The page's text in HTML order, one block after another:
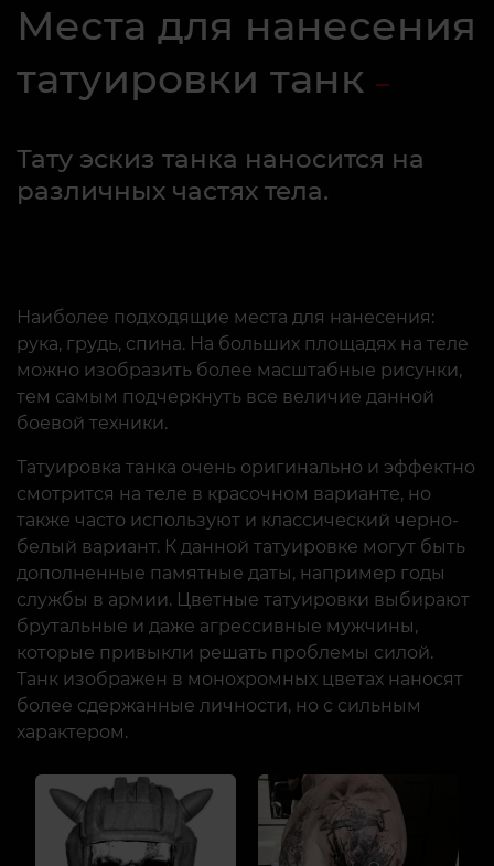
Места для нанесения
татуировки танк
Тату эскиз танка наносится на
различных частях тела.
Наиболее подходящие места для нанесения:
рука, грудь, спина. На больших площадях на теле
можно изобразить более масштабные рисунки,
тем самым подчеркнуть все величие данной
боевой техники.
Татуировка танка очень оригинально и эффектно
смотрится на теле в красочном варианте, но
также часто используют и классический черно-
белый вариант. К данной татуировке могут быть
дополненные памятные даты, например годы
службы в армии. Цветные татуировки выбирают
брутальные и даже агрессивные мужчины,
которые привыкли решать проблемы силой.
Танк изображен в монохромных цветах наносят
более сдержанные личности, но с сильным
характером.